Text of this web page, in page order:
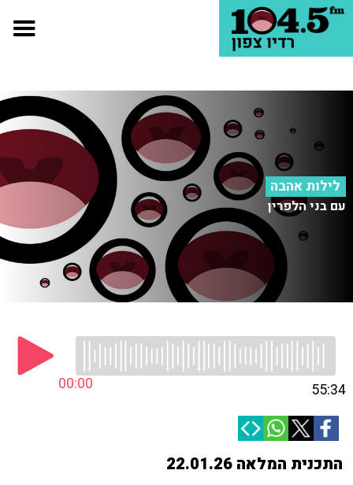
לילות אהבה
עם בני הלפרין
00:00 55:34
התכנית המלאה 22.01.26